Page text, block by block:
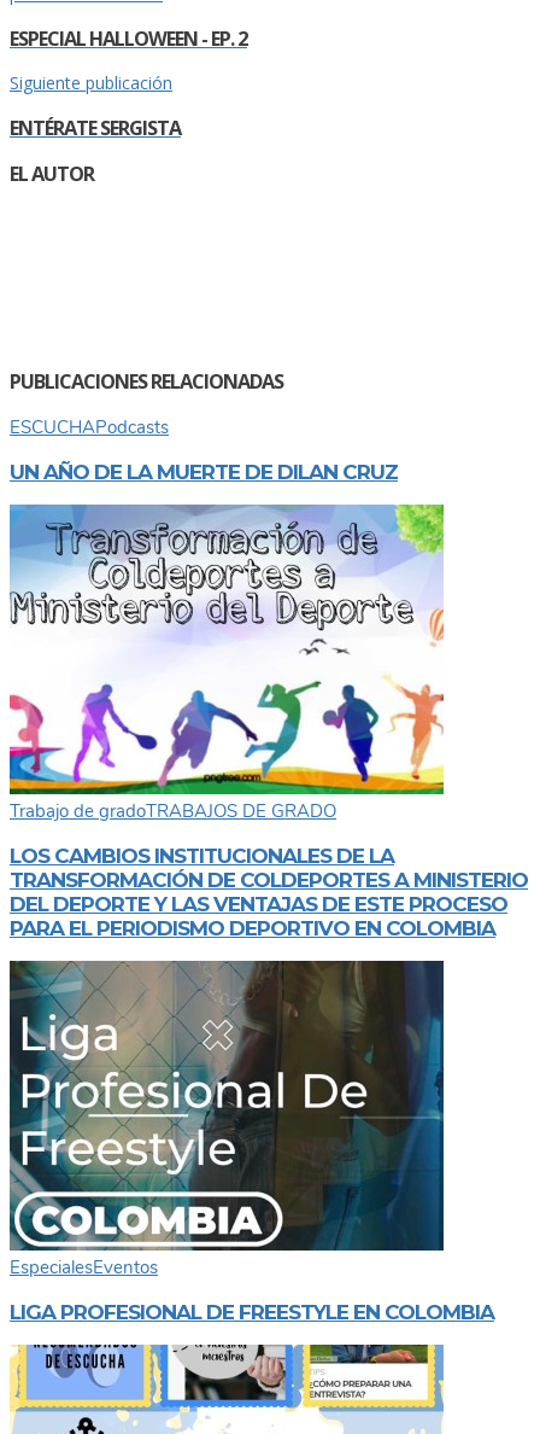
ESPECIAL HALLOWEEN - EP. 2
Siguiente publicación
ENTÉRATE SERGISTA
EL AUTOR
PUBLICACIONES RELACIONADAS
ESCUCHAPodcasts
UN AÑO DE LA MUERTE DE DILAN CRUZ
Trabajo de gradoTRABAJOS DE GRADO
LOS CAMBIOS INSTITUCIONALES DE LA
TRANSFORMACIÓN DE COLDEPORTES A MINISTERIO
DEL DEPORTE Y LAS VENTAJAS DE ESTE PROCESO
PARA EL PERIODISMO DEPORTIVO EN COLOMBIA
EspecialesEventos
LIGA PROFESIONAL DE FREESTYLE EN COLOMBIA